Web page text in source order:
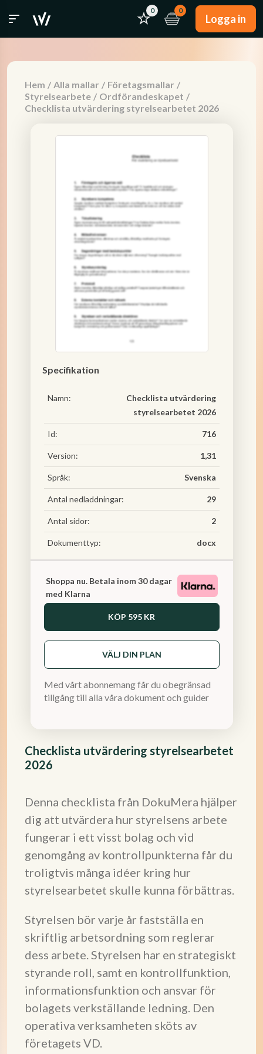
0 0
Logga in
Hem / Alla mallar / Företagsmallar /
Styrelsearbete / Ordförandeskapet /
Checklista utvärdering styrelsearbetet 2026
Checklista utvärdering styrelsearbetet
2026
Denna checklista från DokuMera hjälper
dig att utvärdera hur styrelsens arbete
fungerar i ett visst bolag och vid
genomgång av kontrollpunkterna får du
troligtvis många idéer kring hur
styrelsearbetet skulle kunna förbättras.
Styrelsen bör varje år fastställa en
skriftlig arbetsordning som reglerar
dess arbete. Styrelsen har en strategiskt
styrande roll, samt en kontrollfunktion,
informationsfunktion och ansvar för
bolagets verkställande ledning. Den
operativa verksamheten sköts av
företagets VD.
Specifikation
Namn:
Checklista utvärdering
styrelsearbetet 2026
Id: 716
Version: 1,31
Språk: Svenska
Antal nedladdningar: 29
Antal sidor: 2
Dokumenttyp: docx
Shoppa nu. Betala inom 30 dagar
med Klarna
KÖP 595 KR
VÄLJ DIN PLAN
Med vårt abonnemang får du obegränsad
tillgång till alla våra dokument och guider